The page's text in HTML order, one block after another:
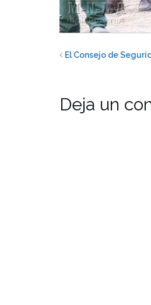
El Consejo de
Deja un